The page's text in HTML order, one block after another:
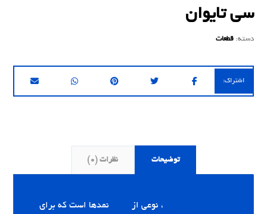
سی تایوان
دسته:قطعات
توضیحات نظرات (0)
، نوعی از
نمدها است که برای